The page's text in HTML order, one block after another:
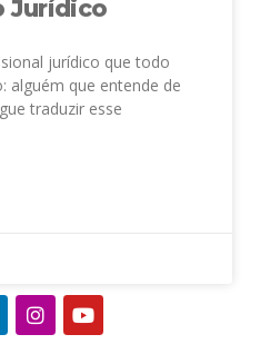
Jurídico
jurídico que todo
alguém que entende de
traduzir esse